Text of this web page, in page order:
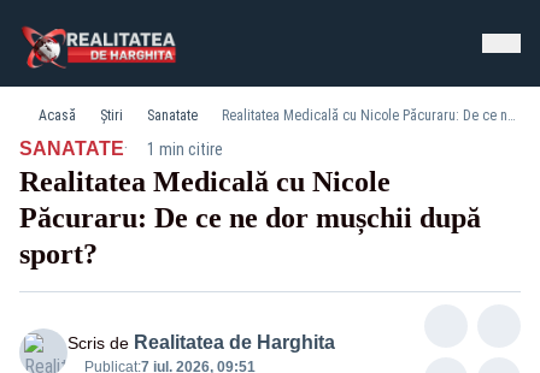
Acasă Știri Sanatate Realitatea Medicală cu Nicole Păcuraru: De ce ne dor mușchii după sport?
SANATATE· 1 min citire
Realitatea Medicală cu Nicole
Păcuraru: De ce ne dor mușchii după
sport?
Scris de Realitatea de Harghita
Publicat:7 iul. 2026, 09:51